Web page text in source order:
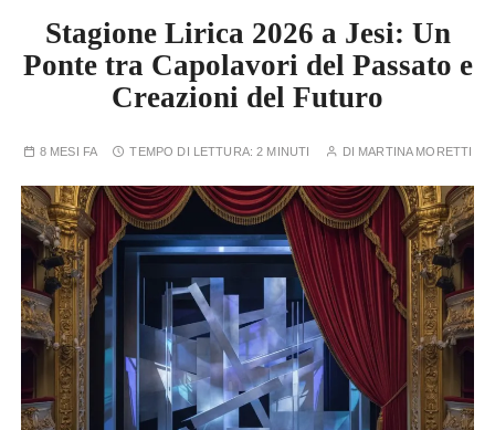
Stagione Lirica 2026 a Jesi: Un
Ponte tra Capolavori del Passato e
Creazioni del Futuro
8 MESI FA TEMPO DI LETTURA:2 MINUTI DI MARTINA MORETTI